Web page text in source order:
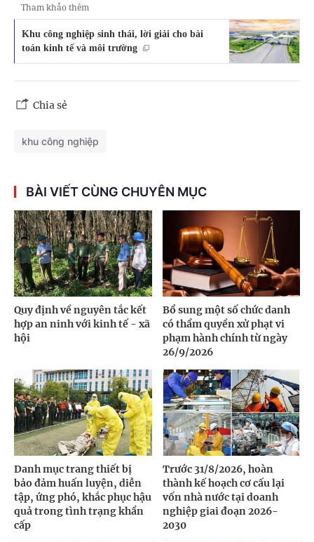
Tham khảo thêm
Khu công nghiệp sinh thái, lời giải cho bài
toán kinh tế và môi trường
Chia sẻ
khu công nghiệp
BÀI VIẾT CÙNG CHUYÊN MỤC
Quy định về nguyên tắc kết
hợp an ninh với kinh tế - xã
hội
Bổ sung một số chức danh
có thẩm quyền xử phạt vi
phạm hành chính từ ngày
26/9/2026
Danh mục trang thiết bị
bảo đảm huấn luyện, diễn
tập, ứng phó, khắc phục hậu
quả trong tình trạng khẩn
cấp
Trước 31/8/2026, hoàn
thành kế hoạch cơ cấu lại
vốn nhà nước tại doanh
nghiệp giai đoạn 2026-
2030